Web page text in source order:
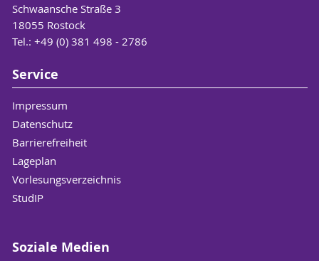
Schwaansche Straße 3
18055 Rostock
Tel.: +49 (0) 381 498 - 2786
Service
Impressum
Datenschutz
Barrierefreiheit
Lageplan
Vorlesungsverzeichnis
StudIP
Soziale Medien